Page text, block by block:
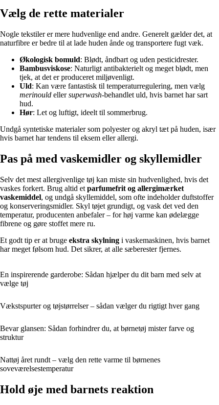
Vælg de rette materialer
Nogle tekstiler er mere hudvenlige end andre. Generelt gælder det, at
naturfibre er bedre til at lade huden ånde og transportere fugt væk.
Økologisk bomuld: Blødt, åndbart og uden pesticidrester.
Bambusviskose: Naturligt antibakterielt og meget blødt, men
tjek, at det er produceret miljøvenligt.
Uld: Kan være fantastisk til temperaturregulering, men vælg
merinould ellersuperwash-behandlet uld, hvis barnet har sart
hud.
Hør: Let og luftigt, ideelt til sommerbrug.
Undgå syntetiske materialer som polyester og akryl tæt på huden, især
hvis barnet har tendens til eksem eller allergi.
Pas på med vaskemidler og skyllemidler
Selv det mest allergivenlige tøj kan miste sin hudvenlighed, hvis det
vaskes forkert. Brug altid et parfumefrit og allergimærket
vaskemiddel, og undgå skyllemiddel, som ofte indeholder duftstoffer
og konserveringsmidler. Skyl tøjet grundigt, og vask det ved den
temperatur, producenten anbefaler – for høj varme kan ødelægge
fibrene og gøre stoffet mere ru.
Et godt tip er at bruge ekstra skylning i vaskemaskinen, hvis barnet
har meget følsom hud. Det sikrer, at alle sæberester fjernes.
En inspirerende garderobe: Sådan hjælper du dit barn med selv at
vælge tøj
Vækstspurter og tøjstørrelser – sådan vælger du rigtigt hver gang
Bevar glansen: Sådan forhindrer du, at børnetøj mister farve og
struktur
Nattøj året rundt – vælg den rette varme til børnenes
soveværelsestemperatur
Hold øje med barnets reaktion